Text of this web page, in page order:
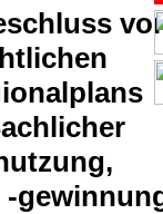
Notar
Expertise
Karriere